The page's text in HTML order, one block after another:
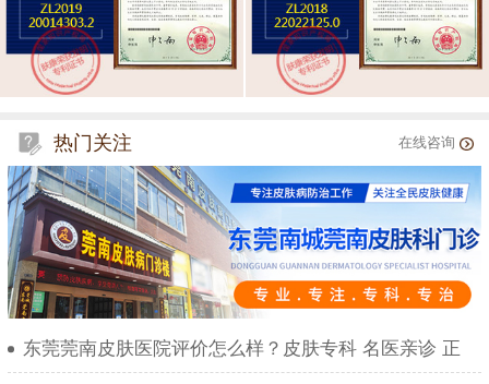
热门关注 在线咨询
东莞莞南皮肤医院评价怎么样？皮肤专科 名医亲诊 正